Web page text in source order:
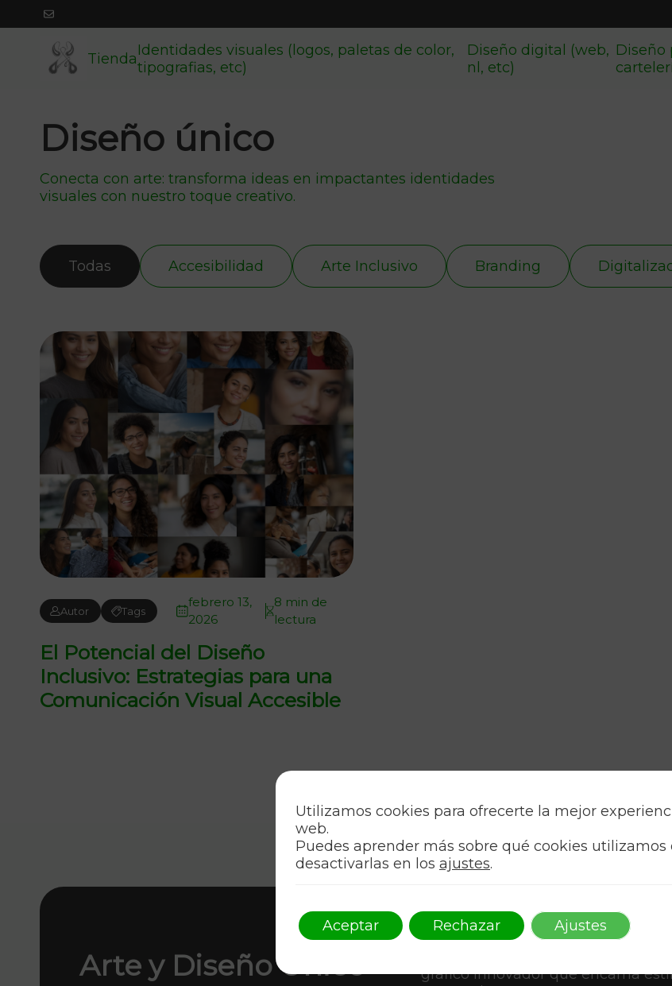
TiendaIdentidades visuales (logos, paletas de color,
tipografias, etc)
Diseño digital (web,
nl, etc)
Diseño
Diseño único
Conecta con arte: transforma ideas en impactantes identidades
visuales con nuestro toque creativo.
Todas Accesibilidad Arte Inclusivo Branding
Autor Tags
febrero 13,
2026
8 min de
lectura
El Potencial del Diseño
Inclusivo: Estrategias para una
Comunicación Visual Accesible
Arte y Diseño Único
Como AAFF, transformamos ideas
gráfico innovador que encarna
Utilizamos cookies para ofrecerte la mejor
web.
Puedes aprender más sobre qué cookies utilizamos
desactivarlas en los ajustes.
Aceptar Rechazar Ajustes